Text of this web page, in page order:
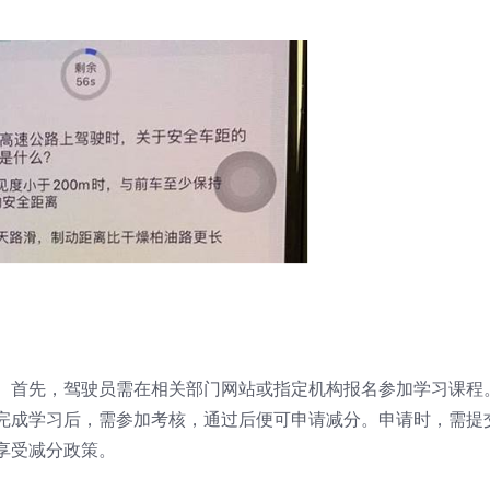
先，驾驶员需在相关部门网站或指定机构报名参加学习课程
学习后，需参加考核，通过后便可申请减分。申请时，需提
减分政策。